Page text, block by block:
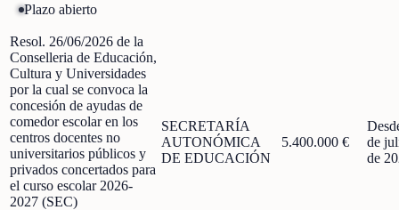
Plazo abierto
Resol. 26/06/2026 de la
Conselleria de Educación,
Cultura y Universidades
por la cual se convoca la
concesión de ayudas de
comedor escolar en los
centros docentes no
universitarios públicos y
privados concertados para
el curso escolar 2026-
2027 (SEC)
SECRETARÍA
AUTONÓMICA
DE EDUCACIÓN
5.400.000 €
de
de